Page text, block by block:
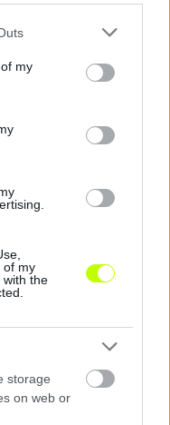
one or more Google
You may click to
third-party tags to
in below Google
my
of my
with the
storage
on web or
a Topolya mestere
és Nenad Milijaš is